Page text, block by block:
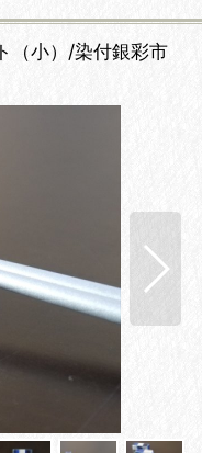
（小）/染付銀彩市